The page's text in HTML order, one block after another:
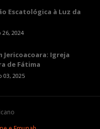
Escatológica à Luz da
2024
Jericoacoara: Igreja
de Fátima
03, 2025